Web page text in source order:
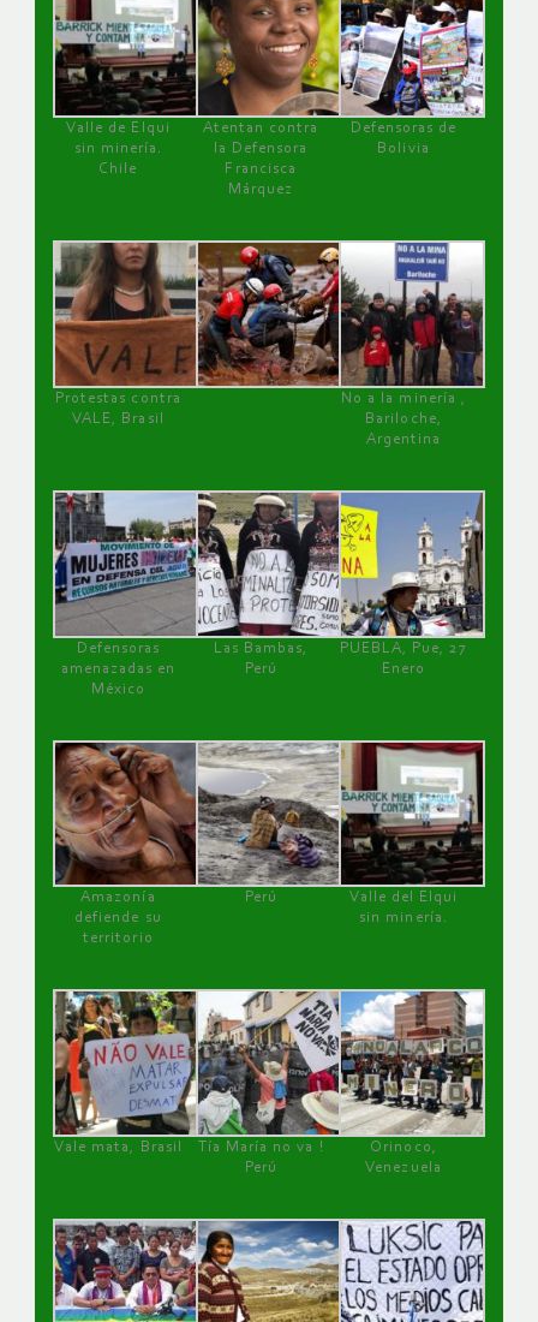
Valle de Elqui
sin minería.
Chile
Atentan contra
la Defensora
Francisca
Márquez
Defensoras de
Bolivia
Protestas contra
VALE, Brasil
No a la minería ,
Bariloche,
Argentina
Defensoras
amenazadas en
México
Las Bambas,
Perú
PUEBLA, Pue, 27
Enero
Amazonía
defiende su
territorio
Perú
Valle del Elqui
sin minería.
Vale mata, Brasil
Tía María no va !
Perú
Orinoco,
Venezuela